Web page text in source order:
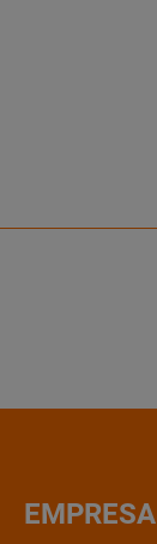
EMPRESA